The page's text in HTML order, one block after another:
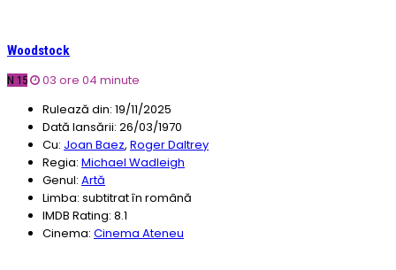
Woodstock
N 15
03 ore 04 minute
Rulează din: 19/11/2025
Dată lansării: 26/03/1970
Cu: Joan Baez, Roger Daltrey
Regia: Michael Wadleigh
Genul: Artă
Limba: subtitrat în română
IMDB Rating: 8.1
Cinema: Cinema Ateneu